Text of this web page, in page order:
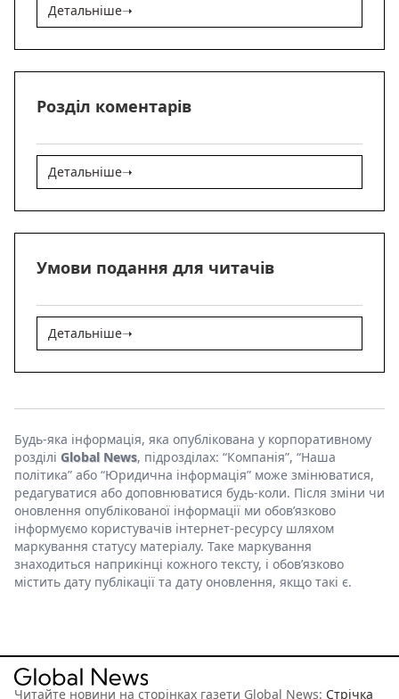
Детальніше➝
Розділ коментарів
Детальніше➝
Умови подання для читачів
Детальніше➝
Будь-яка інформація, яка опублікована у корпоративному
розділі Global News, підрозділах: “Компанія”, “Наша
політика” або “Юридична інформація” може змінюватися,
редагуватися або доповнюватися будь-коли. Після зміни чи
оновлення опублікованої інформації ми обов’язково
інформуємо користувачів інтернет-ресурсу шляхом
маркування статусу матеріалу. Таке маркування
знаходиться наприкінці кожного тексту, і обов’язково
містить дату публікації та дату оновлення, якщо такі є.
Читайте новини на сторінках газети Global News: Стрічка